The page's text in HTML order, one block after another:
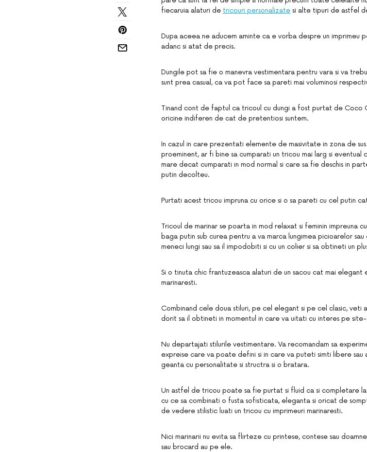
fiecaruia alaturi de tricouri personalizate si alte tipuri de astfel
Dupa aceea ne aducem aminte ca e vorba despre un imprimeu
adanc si atat de precis.
Dungile pot sa fie o manevra vestimentara pentru vara si va
sunt prea casual, ca va pot face sa pareti mai voluminosi
Tinand cont de faptul ca tricoul cu dungi a fost purtat de Coco
oricine indiferen de cat de pretentiosi suntem.
In cazul in care prezentati elemente de masivitate in zona de sus
proeminent, ar fi bine sa cumparati un tricou mai larg si eventual
mare decat cumparati in mod normal si care sa fie deschis in
putin decolteu.
Purtati acest tricou impruna cu orice si o sa pareti cu cel putin
Tricoul de marinar se poarta in mod relaxat si feminin impreuna
baga putin sub curea pentru a va marca lungimea picioarelor
meneci lungi sau sa il impodobiti si cu un colier si sa obtineti un
Si o tinuta chic frantuzeasca alaturi de un sacou cat mai
marinaresti.
Combinand cele doua stiluri, pe cel elegant si pe cel clasic, veti
dorit sa il obtineti in momentul in care va uitati cu interes pe
Nu departajati stilurile vestimentare. Va recomandam sa
expreise care va poate defini si in care va puteti simti libere
geanta cu personalitate si structra si o bratara.
Un astfel de tricou poate sa fie purtat si fluid ca si completare
cu ce sa combinati o fusta sofisticata, eleganta si oricat de
de vedere stilistic luati un tricou cu imprimeuri marinaresti.
Nici marinarii nu evita sa flirteze cu printese, contese sau
sau brocard au pe ele.